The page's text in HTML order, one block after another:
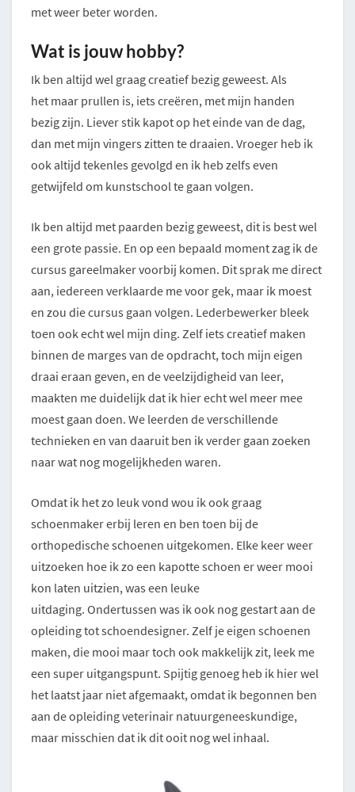
met weer beter worden.
Wat is jouw hobby?
Ik ben altijd wel graag creatief bezig geweest. Als
het maar prullen is, iets creëren, met mijn handen
bezig zijn. Liever stik kapot op het einde van de dag,
dan met mijn vingers zitten te draaien. Vroeger heb ik
ook altijd tekenles gevolgd en ik heb zelfs even
getwijfeld om kunstschool te gaan volgen.
Ik ben altijd met paarden bezig geweest, dit is best wel
een grote passie. En op een bepaald moment zag ik de
cursus gareelmaker voorbij komen. Dit sprak me direct
aan, iedereen verklaarde me voor gek, maar ik moest
en zou die cursus gaan volgen. Lederbewerker bleek
toen ook echt wel mijn ding. Zelf iets creatief maken
binnen de marges van de opdracht, toch mijn eigen
draai eraan geven, en de veelzijdigheid van leer,
maakten me duidelijk dat ik hier echt wel meer mee
moest gaan doen. We leerden de verschillende
technieken en van daaruit ben ik verder gaan zoeken
naar wat nog mogelijkheden waren.
Omdat ik het zo leuk vond wou ik ook graag
schoenmaker erbij leren en ben toen bij de
orthopedische schoenen uitgekomen. Elke keer weer
uitzoeken hoe ik zo een kapotte schoen er weer mooi
kon laten uitzien, was een leuke
uitdaging. Ondertussen was ik ook nog gestart aan de
opleiding tot schoendesigner. Zelf je eigen schoenen
maken, die mooi maar toch ook makkelijk zit, leek me
een super uitgangspunt. Spijtig genoeg heb ik hier wel
het laatst jaar niet afgemaakt, omdat ik begonnen ben
aan de opleiding veterinair natuurgeneeskundige,
maar misschien dat ik dit ooit nog wel inhaal.